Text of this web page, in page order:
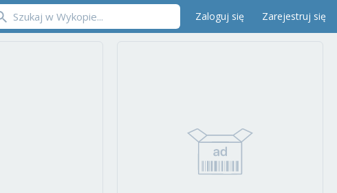
Zaloguj się Zarejestruj się